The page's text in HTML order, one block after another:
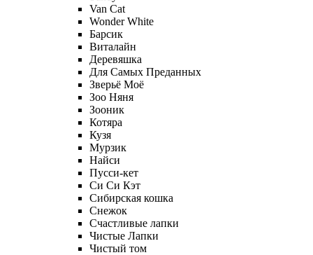
Van Cat
Wonder White
Барсик
Виталайн
Деревяшка
Для Самых Преданных
Зверьё Моё
Зоо Няня
Зооник
Котяра
Кузя
Мурзик
Найси
Пусси-кет
Си Си Кэт
Сибирская кошка
Снежок
Счастливые лапки
Чистые Лапки
Чистый том